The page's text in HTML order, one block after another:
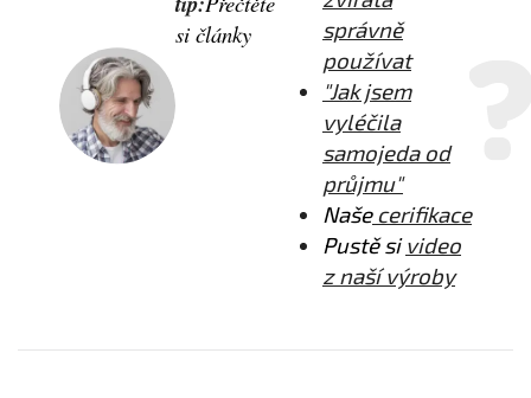
si články
správně
používat
"Jak jsem
vyléčila
samojeda od
průjmu"
Našecerifikace
Pustě sivideo
z naší výroby